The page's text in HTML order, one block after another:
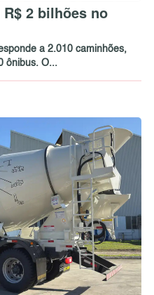
2 bilhões no
a 2.010 caminhões,
ônibus. O...